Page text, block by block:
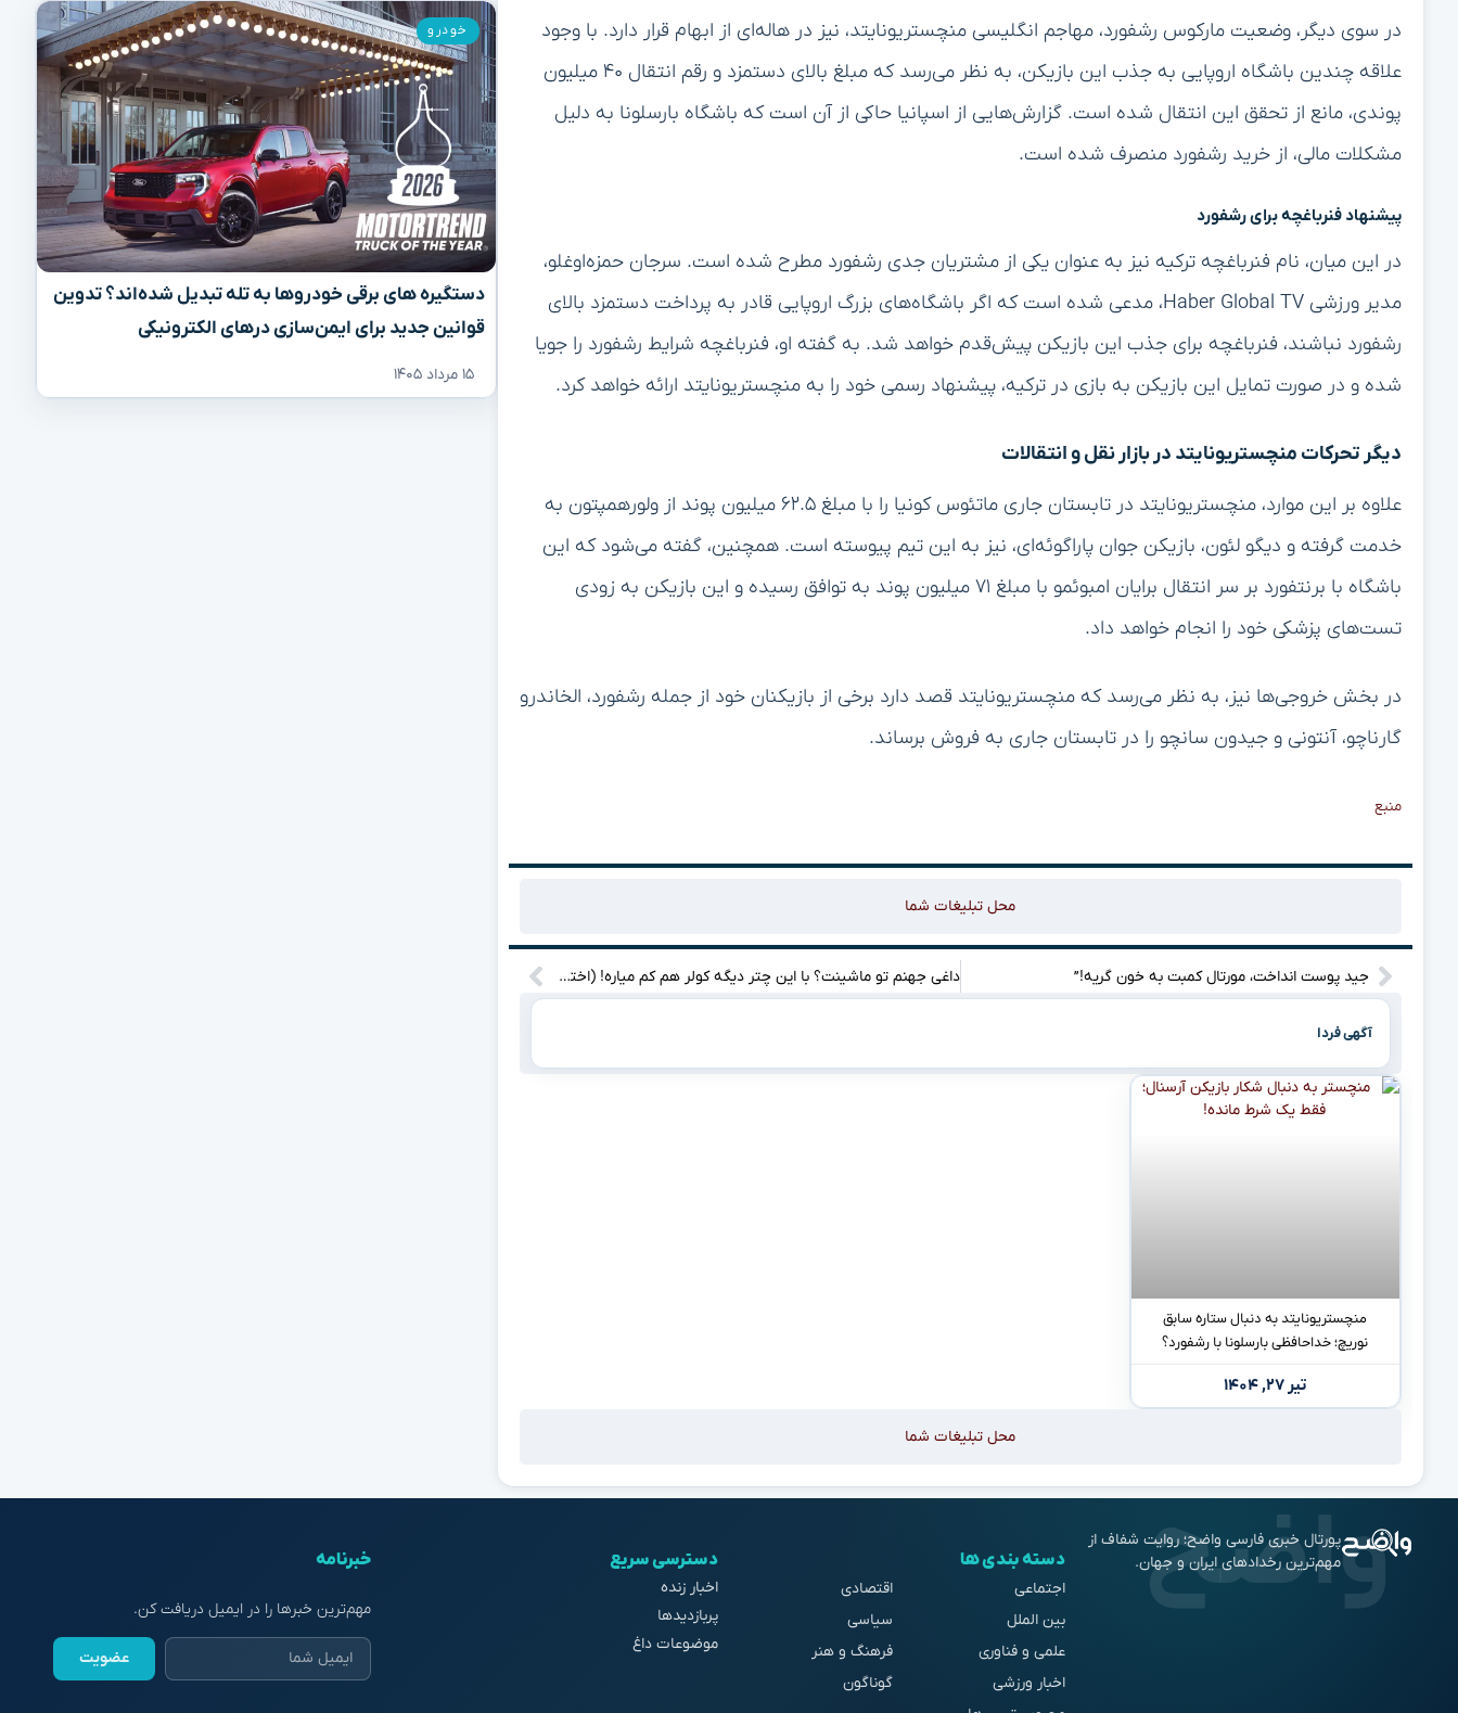
دستگیره‌ های برقی خودروها به تله تبدیل شده‌اند؟ تدوین
قوانین جدید برای ایمن‌سازی درهای الکترونیکی
۱۵ مرداد ۱۴۰۵
خودرو
در سوی دیگر، وضعیت مارکوس رشفورد، مهاجم انگلیسی منچستریونایتد، نیز در هاله‌ای از ابهام قرار دارد. با وجود
علاقه چندین باشگاه اروپایی به جذب این بازیکن، به نظر می‌رسد که مبلغ بالای دستمزد و رقم انتقال ۴۰ میلیون
پوندی، مانع از تحقق این انتقال شده است. گزارش‌هایی از اسپانیا حاکی از آن است که باشگاه بارسلونا به دلیل
مشکلات مالی، از خرید رشفورد منصرف شده است.
پیشنهاد فنرباغچه برای رشفورد
در این میان، نام فنرباغچه ترکیه نیز به عنوان یکی از مشتریان جدی رشفورد مطرح شده است. سرجان حمزه‌اوغلو،
مدیر ورزشی Haber Global TV، مدعی شده است که اگر باشگاه‌های بزرگ اروپایی قادر به پرداخت دستمزد بالای
رشفورد نباشند، فنرباغچه برای جذب این بازیکن پیش‌قدم خواهد شد. به گفته او، فنرباغچه شرایط رشفورد را جویا
شده و در صورت تمایل این بازیکن به بازی در ترکیه، پیشنهاد رسمی خود را به منچستریونایتد ارائه خواهد کرد.
دیگر تحرکات منچستریونایتد در بازار نقل و انتقالات
علاوه بر این موارد، منچستریونایتد در تابستان جاری ماتئوس کونیا را با مبلغ ۶۲.۵ میلیون پوند از ولورهمپتون به
خدمت گرفته و دیگو لئون، بازیکن جوان پاراگوئه‌ای، نیز به این تیم پیوسته است. همچنین، گفته می‌شود که این
باشگاه با برنتفورد بر سر انتقال برایان امبوئمو با مبلغ ۷۱ میلیون پوند به توافق رسیده و این بازیکن به زودی
تست‌های پزشکی خود را انجام خواهد داد.
در بخش خروجی‌ها نیز، به نظر می‌رسد که منچستریونایتد قصد دارد برخی از بازیکنان خود از جمله رشفورد، الخاندرو
گارناچو، آنتونی و جیدون سانچو را در تابستان جاری به فروش برساند.
منبع
محل تبلیغات شما
جید پوست انداخت، مورتال کمبت به خون گریه!” داغی جهنم تو ماشینت؟ با این چتر دیگه کولر هم کم میاره! (اختصاصی خودروهای چینی)
آگهی فردا
منچستریونایتد به دنبال ستاره سابق
نوریچ؛ خداحافظی بارسلونا با رشفورد؟
تیر ۲۷, ۱۴۰۴
محل تبلیغات شما
پورتال خبری فارسی واضح؛ روایت شفاف از
مهم‌ترین رخدادهای ایران و جهان.
دسته بندی ها
اجتماعی
اقتصادی
بین الملل
سیاسی
علمی و فناوری
فرهنگ و هنر
اخبار ورزشی
گوناگون
دسترسی سریع
اخبار زنده
پربازدیدها
موضوعات داغ
خبرنامه
مهم‌ترین خبرها را در ایمیل دریافت کن.
عضویت